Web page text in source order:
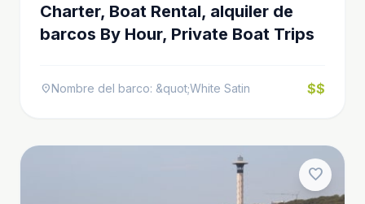
Charter, Boat Rental, alquiler de
barcos By Hour, Private Boat Trips
location_onNombre del barco: &quot;White Satin $$
favorite